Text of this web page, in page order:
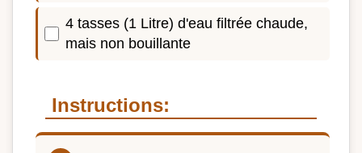
4 tasses (1 Litre) d'eau filtrée chaude,
mais non bouillante
Instructions: